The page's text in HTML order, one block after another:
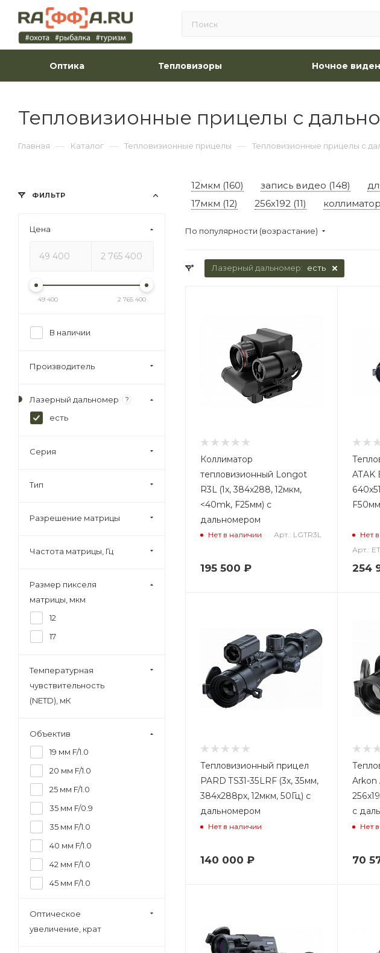
Оптика Тепловизоры Ночное
Тепловизионные прицелы с
Главная — Каталог — Тепловизионные прицелы — Тепловизионные прицелы с
12мкм (160) запись видео (148)
17мкм (12)
256х192 (11)
По популярности (возрастание)
Лазерный дальномер: есть
Коллиматор
тепловизионный Longot
R3L (1x, 384x288, 12мкм,
<40mk, F25мм) с
дальномером
Нет в наличии Арт.: LGTR3L
195 500 ₽
ATAK
Нет
Арт.:
254
Тепловизионный прицел
PARD TS31-35LRF (3x, 35мм,
384x288px, 12мкм, 50Гц) с
дальномером
Нет в наличии
140 000 ₽
Arkon
с
Нет
70
ФИЛЬТР
Цена
49 400 2 765 400
В наличии
Производитель
Лазерный дальномер ?
есть
Серия
Тип
Разрешение матрицы
Частота матрицы, Гц
Размер пикселя
матрицы, мкм
12
17
Температурная
чувствительность
(NETD), мК
Объектив
19 мм F/1.0
20 мм F/1.0
25 мм F/1.0
35 мм F/0.9
35 мм F/1.0
40 мм F/1.0
42 мм F/1.0
45 мм F/1.0
Оптическое
увеличение, крат